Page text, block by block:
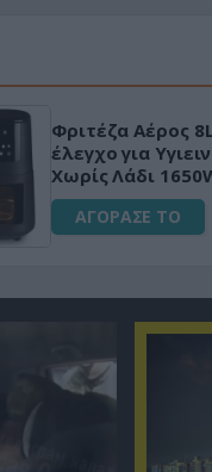
Φριτέζα Αέρος
έλεγχο για
Χωρίς Λάδι
ΑΓΟΡΑΣΕ ΤΟ